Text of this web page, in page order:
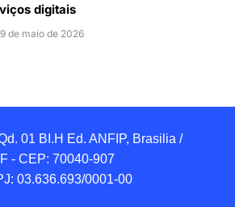
digitais
de maio de 2026
01 BI.H Ed. ANFIP, Brasilia /
- CEP: 70040-907
03.636.693/0001-00